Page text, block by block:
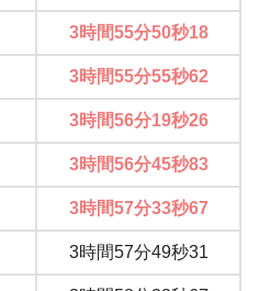
3時間55分50秒18
3時間55分55秒62
3時間56分19秒26
3時間56分45秒83
3時間57分33秒67
3時間57分49秒31